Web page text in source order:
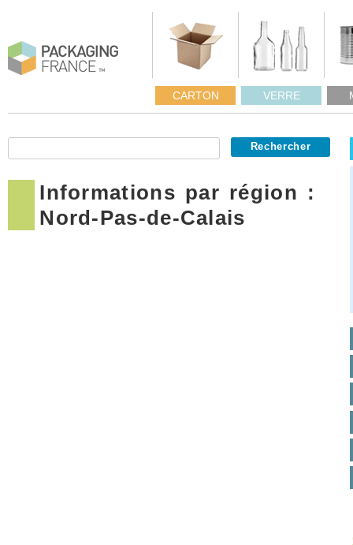
CARTON VERRE
Informations par région :
Nord-Pas-de-Calais